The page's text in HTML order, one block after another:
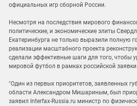
официальных игр сборной России.
Несмотря на последствия мирового
политические, и экономические элиты
Екатеринбурга не только выразили полную
реализации масштабного проекта
сделали эффективные шаги для того, чтобы
мировой футбол в рамках российской
"Один из первых приоритетов, заявленных
области Александром Мишариным, был
заявил Interfax-Russia.ru министр по